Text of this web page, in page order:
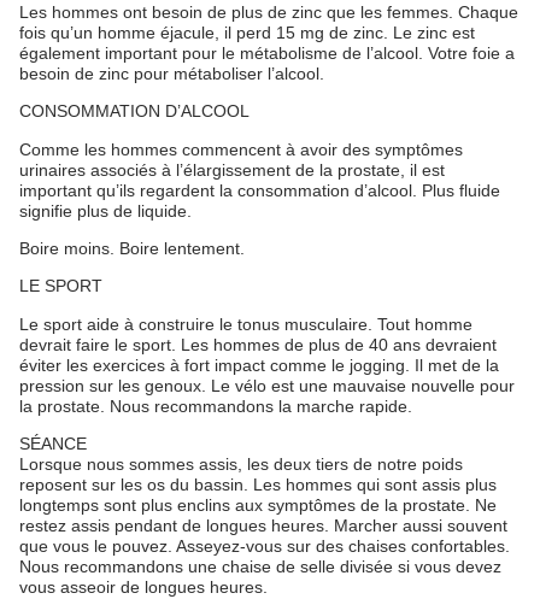
Les hommes ont besoin de plus de zinc que les femmes. Chaque
fois qu’un homme éjacule, il perd 15 mg de zinc. Le zinc est
également important pour le métabolisme de l’alcool. Votre foie a
besoin de zinc pour métaboliser l’alcool.
CONSOMMATION D’ALCOOL
Comme les hommes commencent à avoir des symptômes
urinaires associés à l’élargissement de la prostate, il est
important qu’ils regardent la consommation d’alcool. Plus fluide
signifie plus de liquide.
Boire moins. Boire lentement.
LE SPORT
Le sport aide à construire le tonus musculaire. Tout homme
devrait faire le sport. Les hommes de plus de 40 ans devraient
éviter les exercices à fort impact comme le jogging. Il met de la
pression sur les genoux. Le vélo est une mauvaise nouvelle pour
la prostate. Nous recommandons la marche rapide.
SÉANCE
Lorsque nous sommes assis, les deux tiers de notre poids
reposent sur les os du bassin. Les hommes qui sont assis plus
longtemps sont plus enclins aux symptômes de la prostate. Ne
restez assis pendant de longues heures. Marcher aussi souvent
que vous le pouvez. Asseyez-vous sur des chaises confortables.
Nous recommandons une chaise de selle divisée si vous devez
vous asseoir de longues heures.